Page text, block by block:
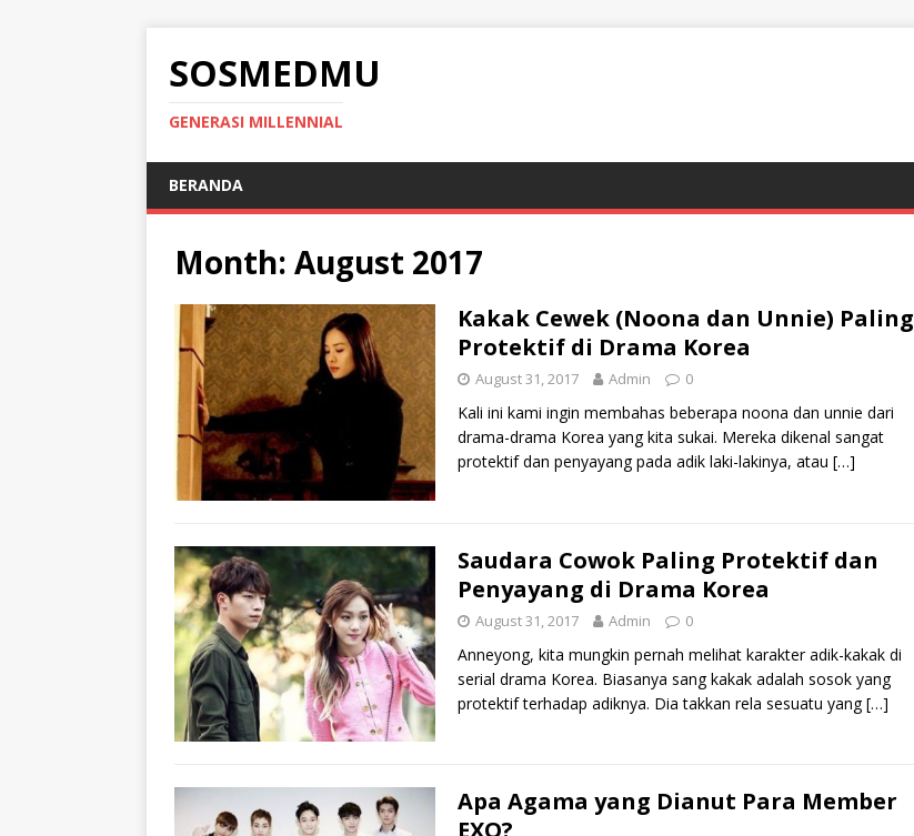
SOSMEDMU
GENERASI MILLENNIAL
BERANDA
Month: August 2017
Kakak Cewek (Noona dan Unnie) Paling
Protektif di Drama Korea
August 31, 2017 Admin 0
Kali ini kami ingin membahas beberapa noona dan unnie dari
drama-drama Korea yang kita sukai. Mereka dikenal sangat
protektif dan penyayang pada adik laki-lakinya, atau […]
Saudara Cowok Paling Protektif dan
Penyayang di Drama Korea
August 31, 2017 Admin 0
Anneyong, kita mungkin pernah melihat karakter adik-kakak di
serial drama Korea. Biasanya sang kakak adalah sosok yang
protektif terhadap adiknya. Dia takkan rela sesuatu yang[…]
Apa Agama yang Dianut Para Member